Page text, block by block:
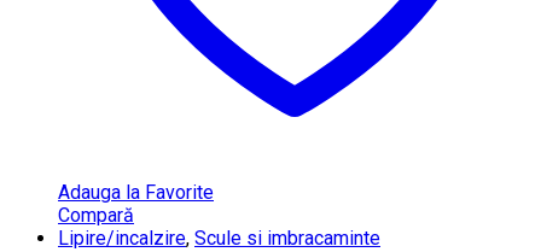
Adauga la Favorite
Compară
Lipire/incalzire, Scule si imbracaminte